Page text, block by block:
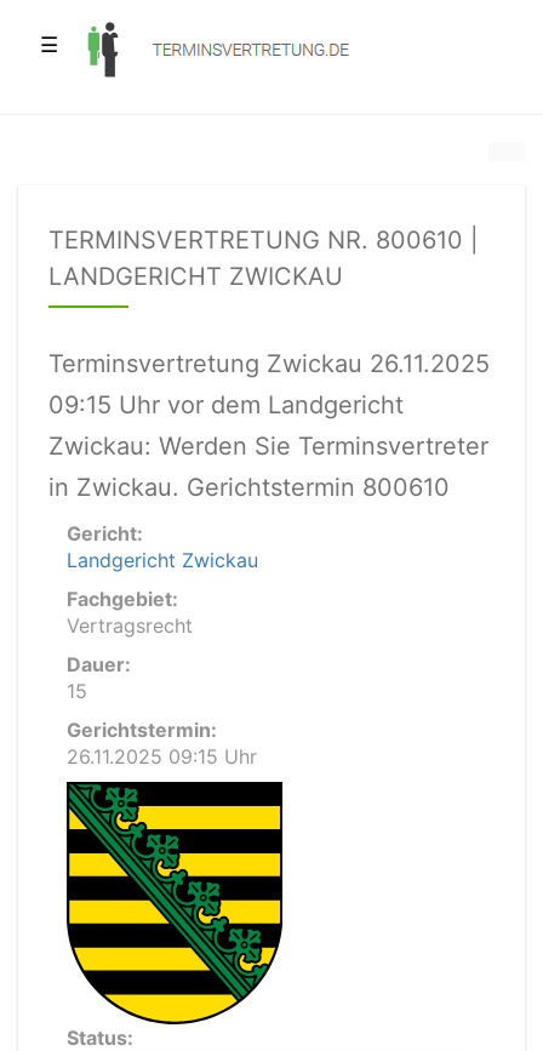
☰
TERMINSVERTRETUNG NR. 800610 |
LANDGERICHT ZWICKAU
Terminsvertretung Zwickau 26.11.2025
09:15 Uhr vor dem Landgericht
Zwickau: Werden Sie Terminsvertreter
in Zwickau. Gerichtstermin 800610
Gericht:
Landgericht Zwickau
Fachgebiet:
Vertragsrecht
Dauer:
15
Gerichtstermin:
26.11.2025 09:15 Uhr
Status: